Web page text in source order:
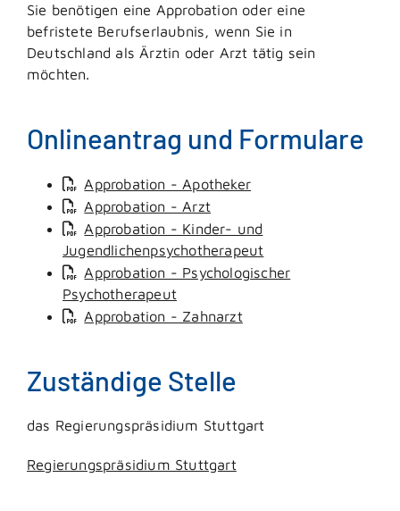
Sie benötigen eine Approbation oder eine
befristete Berufserlaubnis, wenn Sie in
Deutschland als Ärztin oder Arzt tätig sein
möchten.
Onlineantrag und Formulare
Approbation - Apotheker
Approbation - Arzt
Approbation - Kinder- und
Jugendlichenpsychotherapeut
Approbation - Psychologischer
Psychotherapeut
Approbation - Zahnarzt
Zuständige Stelle
das Regierungspräsidium Stuttgart
Regierungspräsidium Stuttgart